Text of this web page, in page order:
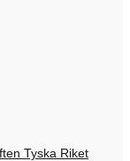
Tyska Riket